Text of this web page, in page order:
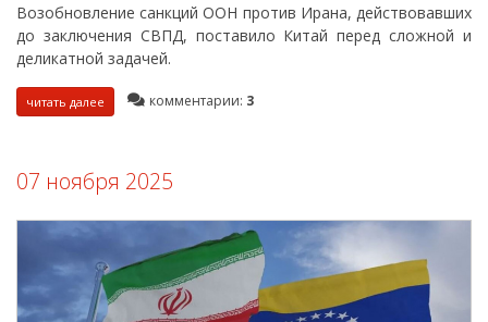
Возобновление санкций ООН против Ирана, действовавших
до заключения СВПД, поставило Китай перед сложной и
деликатной задачей.
читать далее комментарии: 3
07 ноября 2025